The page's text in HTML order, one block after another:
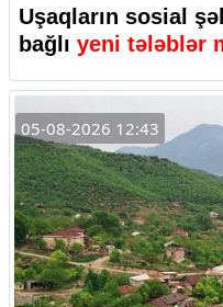
Uşaqların sosial
bağlı yeni tələblər
05-08-2026 12:43